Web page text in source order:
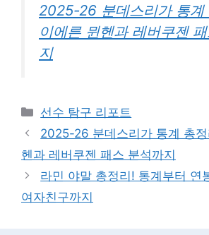
2025-26 분데스리가 통계
이에른 뮌헨과 레버쿠젠
지
카
테
리
선수 탐구 리포트
2025-26 분데스리가 통계 총
헨과 레버쿠젠 패스 분석까지
라민 야말 총정리! 통계부터 연
여자친구까지